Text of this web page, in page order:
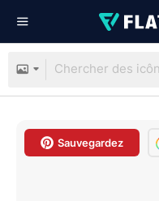
Sauvegardez